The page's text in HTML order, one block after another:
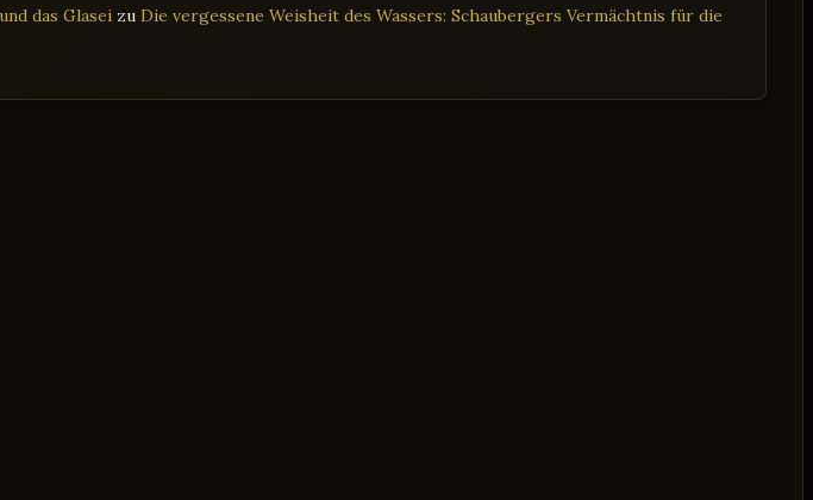
das Glasei zu Die vergessene Weisheit des Wassers: Schaubergers Vermächtnis für die